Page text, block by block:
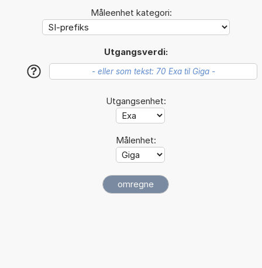
Måleenhet kategori:
Utgangsverdi:
?
Utgangsenhet:
Målenhet: